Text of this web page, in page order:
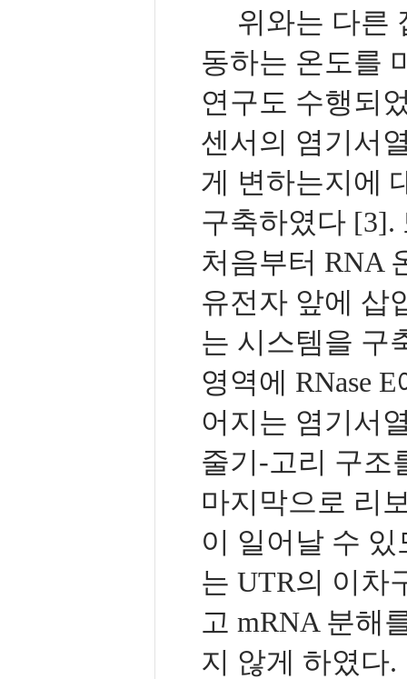
위와는 다른
동하는 온도를
연구도 수행되
센서의 염기서
게 변하는지에
구축하였다 [3].
처음부터 RNA
유전자 앞에 삽
는 시스템을 구
영역에 RNase
어지는 염기서
줄기-고리 구조
마지막으로 리
이 일어날 수
는 UTR의 이차
고 mRNA 분해
지 않게 하였다